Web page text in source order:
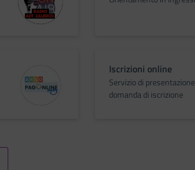
Iscrizioni online
Servizio di
domanda di iscrizione